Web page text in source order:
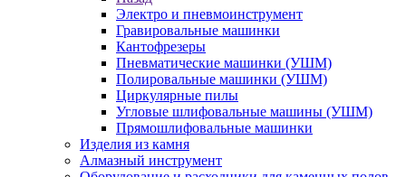
Электро и пневмоинструмент
Гравировальные машинки
Кантофрезеры
Пневматические машинки (УШМ)
Полировальные машинки (УШМ)
Циркулярные пилы
Угловые шлифовальные машины (УШМ)
Прямошлифовальные машинки
Изделия из камня
Алмазный инструмент